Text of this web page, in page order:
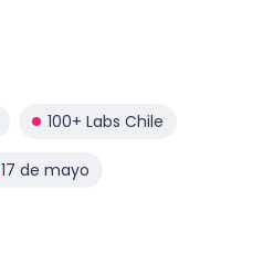
100+ Labs Chile
17 de mayo